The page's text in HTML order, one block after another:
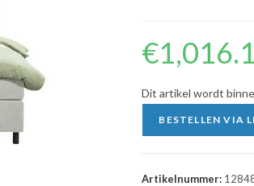
€
Dit artikel wordt
BESTELLEN VIA
Artikelnummer: